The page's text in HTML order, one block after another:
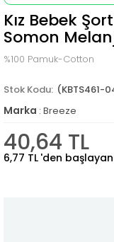
Kız Bebek
Somon
%100 Pamuk-Cotton
(KBTS461-
Marka : Breeze
40,64 TL
6,77 TL 'den